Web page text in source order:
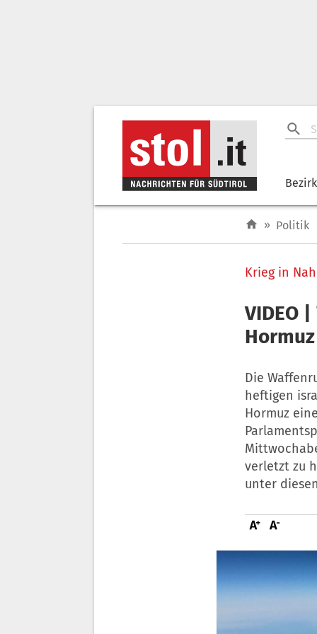
» Politik
Krieg in
VIDEO
Die
heftigen
Hormuz
verletzt zu
unter